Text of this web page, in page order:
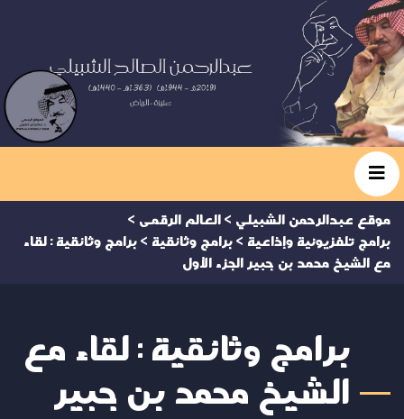
موقع عبدالرحمن الشبيلي > العالم الرقمى >
برامج تلفزيونية وإذاعية > برامج وثائقية > برامج وثائقية : لقاء
مع الشيخ محمد بن جبير الجزء الأول
برامج وثائقية : لقاء مع
الشيخ محمد بن جبير